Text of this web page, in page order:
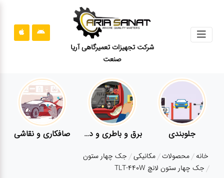
شرکت تجهیزات تعمیرگاهی آریا
صنعت
قوانین
سایت
ارتباط
درباره
ما
جلوبندی برق و باطری و دیاگ صافکاری و نقاشی
خانه محصولات مکانیکی جک چهار ستون
جک چهار ستون لانچ TLT-440W